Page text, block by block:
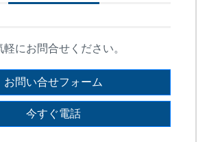
軽にお問合せください。
お問い合せフォーム
今すぐ電話